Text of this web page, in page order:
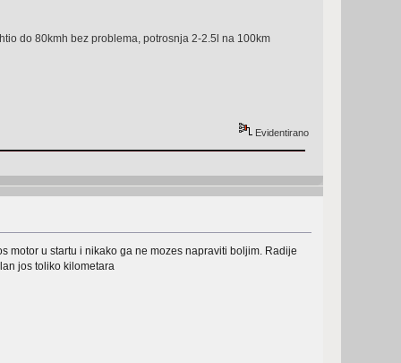
do 80kmh bez problema, potrosnja 2-2.5l na 100km
Evidentirano
motor u startu i nikako ga ne mozes napraviti boljim. Radije
jos toliko kilometara